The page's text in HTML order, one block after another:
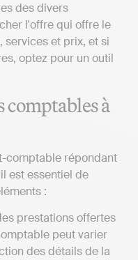
des divers
l'offre qui offre le
et prix, et si
optez pour un outil
comptables à
comptable répondant
est essentiel de
:
prestations offertes
peut varier
des détails de la